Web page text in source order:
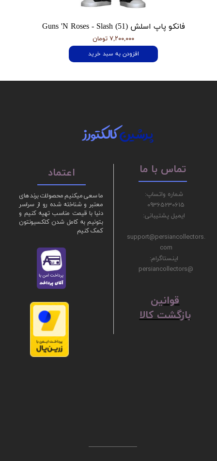
فانکو پاپ اسلش Guns 'N Roses - Slash (51)
۷,۲۰۰,۰۰۰ تومان
افزودن به سبد خرید
ما سعی میکنیم محصولات برند های
معتبر و شناخته شده رو از سراسر
دنیا با قیمت مناسب تهیه کنیم و
بتونیم به کامل شدن کلکسیونتون
کمک کنیم
پرشینکالکتورز
شماره واتساپ:
09365230615
ایمیل پشتیبانی:
support@persiancollectors.
com
اینستاگرام:
@persiancollectors
تماس با ما اعتماد
ق​​​​​​​وانین
بازگشت کالا